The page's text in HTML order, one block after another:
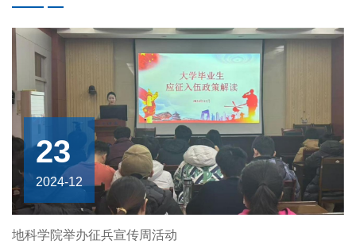
23
2024-12
地科学院举办征兵宣传周活动